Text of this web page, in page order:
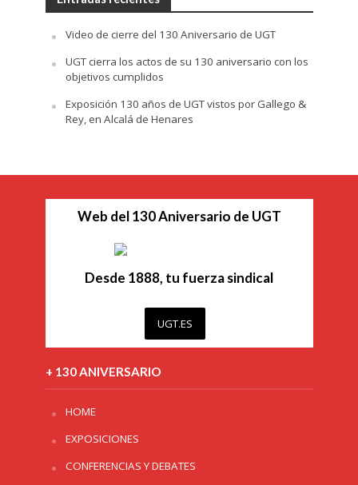
Video de cierre del 130 Aniversario de UGT
UGT cierra los actos de su 130 aniversario con los
objetivos cumplidos
Exposición 130 años de UGT vistos por Gallego &
Rey, en Alcalá de Henares
Web del 130 Aniversario de UGT
Desde 1888, tu fuerza sindical
UGT.ES
+ 130 ANIVERSARIO
HOME
EXPOSICIONES
CONFERENCIAS Y DEBATES